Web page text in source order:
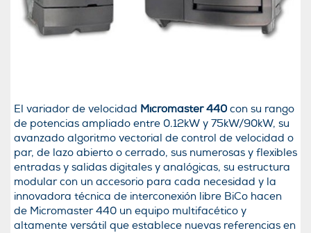
El variador de velocidad Micromaster 440 con su rango
de potencias ampliado entre 0.12kW y 75kW/90kW, su
avanzado algoritmo vectorial de control de velocidad o
par, de lazo abierto o cerrado, sus numerosas y flexibles
entradas y salidas digitales y analógicas, su estructura
modular con un accesorio para cada necesidad y la
innovadora técnica de interconexión libre BiCo hacen
de Micromaster 440 un equipo multifacético y
altamente versátil que establece nuevas referencias en